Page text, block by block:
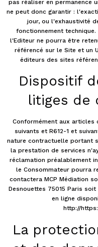
pas réaliser en permanence
ne peut donc garantir :
jour, ou l'exhaustivité
fonctionnement
l'Editeur ne pourra être
référencé sur le Site et un
éditeurs des sites
Dispositif
litiges de
Conformément aux articles
suivants et R612-1 et
nature contractuelle portant
la prestation de services
réclamation préalablement
le Consommateur pourra
contactera MCP Médiation
Desnouettes 75015 Paris
en ligne
http://
La